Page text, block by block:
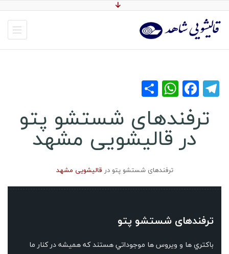
Telegram
Facebook
WhatsApp
ترفندهای شستشو پتو
در قالیشویی مشهد
ترفندهای شستشو پتو در قالیشویی مشهد
ترفندهای شستشو پتو
باکتري ها و ويروس ها موجوداتي هستند که هميشه در کنار ما